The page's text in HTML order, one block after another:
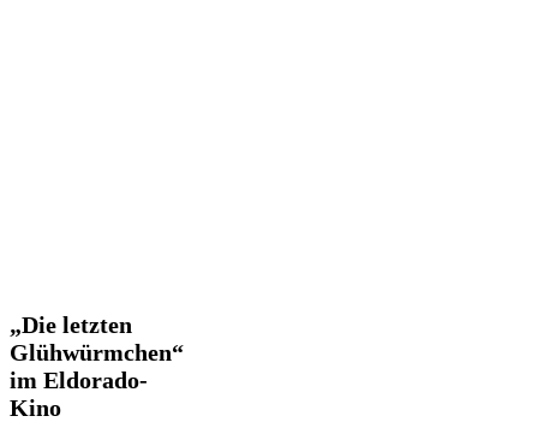
„Die
letzten
Glühwürmchen“
im
Eldorado-
„Die letzten
Glühwürmchen“
im Eldorado-
Kino